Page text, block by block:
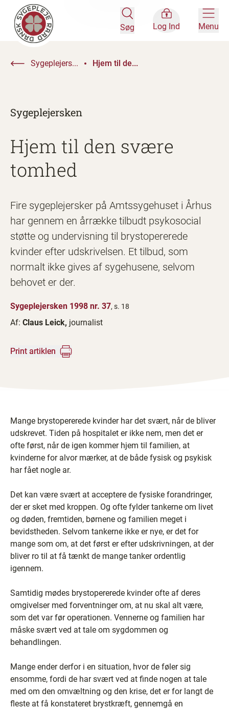
Søg Log Ind Menu
Sygeplejers... Hjem til de...
Sygeplejersken
Hjem til den svære
tomhed
Fire sygeplejersker på Amtssygehuset i Århus
har gennem en årrække tilbudt psykosocial
støtte og undervisning til brystopererede
kvinder efter udskrivelsen. Et tilbud, som
normalt ikke gives af sygehusene, selvom
behovet er der.
Sygeplejersken 1998 nr. 37, s. 18
Af: Claus Leick, journalist
Print artiklen
Mange brystopererede kvinder har det svært, når de bliver
udskrevet. Tiden på hospitalet er ikke nem, men det er
ofte først, når de igen kommer hjem til familien, at
kvinderne for alvor mærker, at de både fysisk og psykisk
har fået nogle ar.
Det kan være svært at acceptere de fysiske forandringer,
der er sket med kroppen. Og ofte fylder tankerne om livet
og døden, fremtiden, børnene og familien meget i
bevidstheden. Selvom tankerne ikke er nye, er det for
mange som om, at det først er efter udskrivningen, at der
bliver ro til at få tænkt de mange tanker ordentlig
igennem.
Samtidig mødes brystopererede kvinder ofte af deres
omgivelser med forventninger om, at nu skal alt være,
som det var før operationen. Vennerne og familien har
måske svært ved at tale om sygdommen og
behandlingen.
Mange ender derfor i en situation, hvor de føler sig
ensomme, fordi de har svært ved at finde nogen at tale
med om den omvæltning og den krise, det er for langt de
fleste at få konstateret brystkræft, gennemgå en